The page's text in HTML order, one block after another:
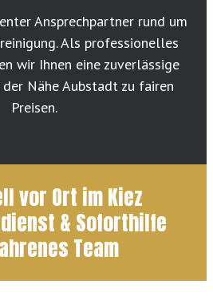
Ansprechpartner rund um
Als professionelles
wir Ihnen eine zuverlässige
Nähe Aubstadt zu fairen
Preisen.
vor Ort im Kiez
& Soforthilfe
Team